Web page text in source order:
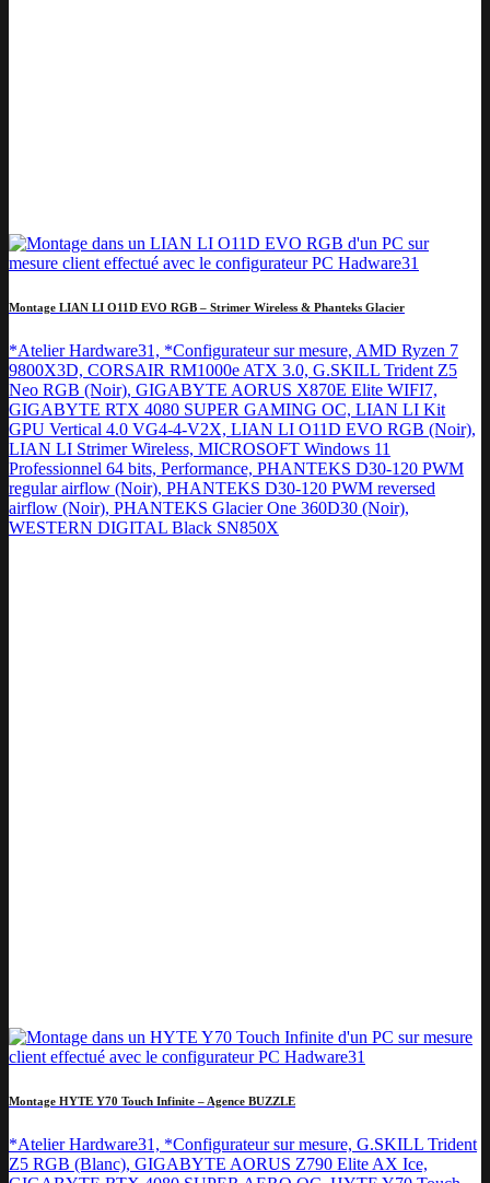
Montage LIAN LI O11D EVO RGB – Strimer Wireless & Phanteks Glacier
*Atelier Hardware31, *Configurateur sur mesure, AMD Ryzen 7
9800X3D, CORSAIR RM1000e ATX 3.0, G.SKILL Trident Z5
Neo RGB (Noir), GIGABYTE AORUS X870E Elite WIFI7,
GIGABYTE RTX 4080 SUPER GAMING OC, LIAN LI Kit
GPU Vertical 4.0 VG4-4-V2X, LIAN LI O11D EVO RGB (Noir),
LIAN LI Strimer Wireless, MICROSOFT Windows 11
Professionnel 64 bits, Performance, PHANTEKS D30-120 PWM
regular airflow (Noir), PHANTEKS D30-120 PWM reversed
airflow (Noir), PHANTEKS Glacier One 360D30 (Noir),
WESTERN DIGITAL Black SN850X
Montage HYTE Y70 Touch Infinite – Agence BUZZLE
*Atelier Hardware31, *Configurateur sur mesure, G.SKILL Trident
Z5 RGB (Blanc), GIGABYTE AORUS Z790 Elite AX Ice,